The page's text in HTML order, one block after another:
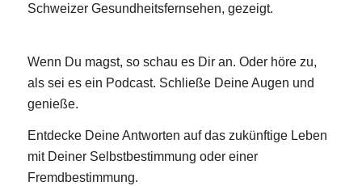
Schweizer Gesundheitsfernsehen, gezeigt.
Wenn Du magst, so schau es Dir an. Oder höre zu,
als sei es ein Podcast. Schließe Deine Augen und
genieße.
Entdecke Deine Antworten auf das zukünftige Leben
mit Deiner Selbstbestimmung oder einer
Fremdbestimmung.